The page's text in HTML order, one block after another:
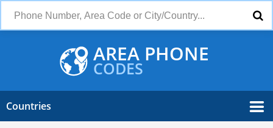
AREA PHONE
CODES
Countries